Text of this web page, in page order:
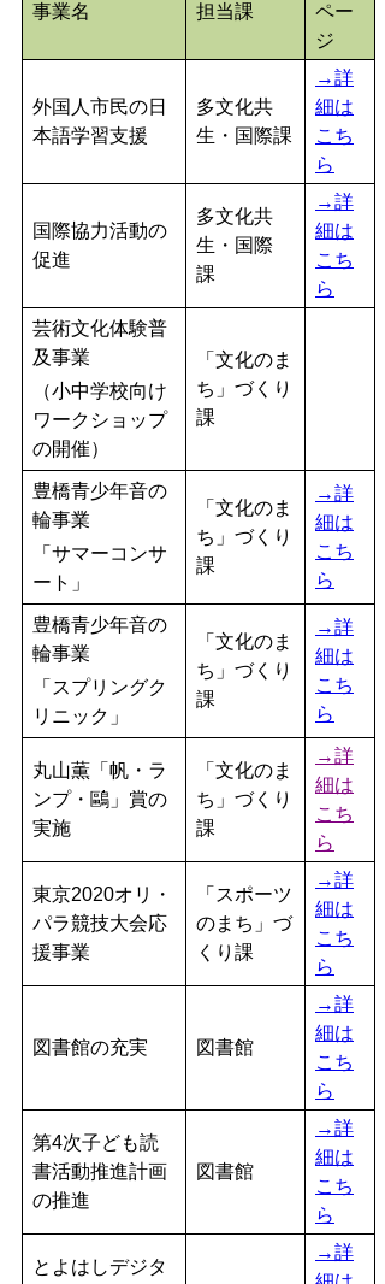
事業名 担当課
ペー
ジ
外国人市民の日
本語学習支援
多文化共
生・国際課
→詳
細は
こち
ら
国際協力活動の
促進
多文化共
生・国際
課
→詳
細は
こち
ら
芸術文化体験普
及事業
（小中学校向け
ワークショップ
の開催）
「文化のま
ち」づくり
課
豊橋青少年音の
輪事業
「サマーコンサ
ート」
「文化のま
ち」づくり
課
→詳
細は
こち
ら
豊橋青少年音の
輪事業
「スプリングク
リニック」
「文化のま
ち」づくり
課
→詳
細は
こち
ら
丸山薫「帆・ラ
ンプ・鷗」賞の
実施
「文化のま
ち」づくり
課
→詳
細は
こち
ら
東京2020オリ・
パラ競技大会応
援事業
「スポーツ
のまち」づ
くり課
→詳
細は
こち
ら
図書館の充実 図書館
→詳
細は
こち
ら
第4次子ども読
書活動推進計画
の推進
図書館
→詳
細は
こち
ら
とよはしデジタ
→詳